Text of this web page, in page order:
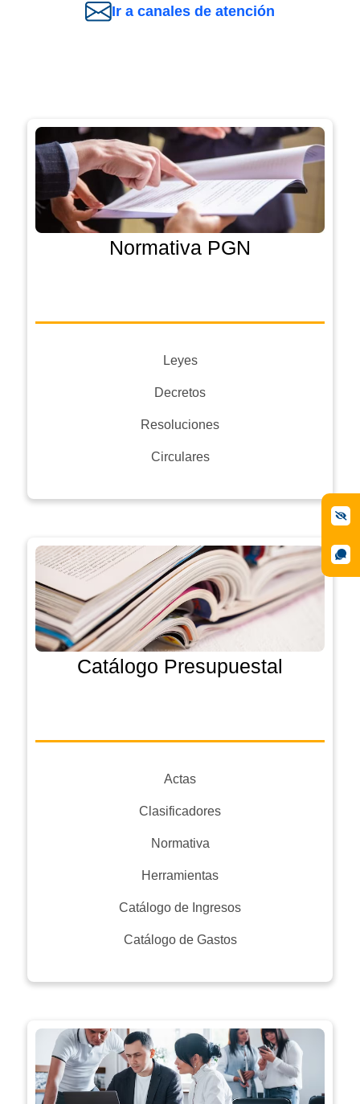
Ir a canales de atención
Normativa PGN
Leyes
Decretos
Resoluciones
Circulares
Catálogo Presupuestal
Actas
Clasificadores
Normativa
Herramientas
Catálogo de Ingresos
Catálogo de Gastos